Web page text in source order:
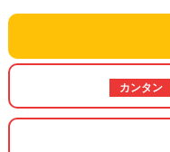
カンタン